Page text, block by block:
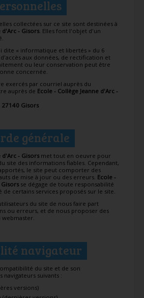
collectées sur ce site sont destinées à
d'Arc - Gisors. Elles font l'objet d'un
dite « informatique et libertés » du 6
aux données, de rectification et
ou leur conservation peut être
concernée.
exercés par courriel auprès du
auprès de Ecole - Collège Jeanne d'Arc -
27140 Gisors
générale
d'Arc - Gisors met tout en oeuvre pour
site des informations fiables. Cependant,
le site peut comporter des
de mise à jour ou des erreurs. Ecole -
Gisors se dégage de toute responsabilité
de certains services proposés sur le site.
du site de nous faire part
ou erreurs, et de nous proposer des
navigateur
du site et de son
navigateurs suivants :
versions)